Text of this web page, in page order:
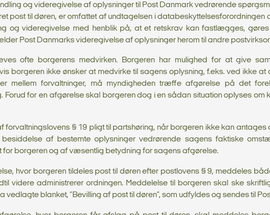
og videregivelse af oplysninger til Post Danmark vedrørende
post til døren, er omfattet af undtagelsen i databeskyttelsesforordningen
og videregivelse med henblik på, at et retskrav kan fastlægges,
Post Danmarks videregivelse af oplysninger herom til andre
ofte borgerens medvirken. Borgeren har mulighed for at give
borgeren ikke ønsker at medvirke til sagens oplysning, f.eks. ved ikke at
mellem forvaltninger, må myndigheden træffe afgørelse på det
for en afgørelse skal borgeren dog i en sådan situation oplyses om
forvaltningslovens § 19 pligt til partshøring, når borgeren ikke kan
af bestemte oplysninger vedrørende sagens faktiske
for borgeren og af væsentlig betydning for sagens afgørelse.
hvor borgeren tildeles post til døren efter postlovens § 9, meddeles
videre administrerer ordningen. Meddelelse til borgeren skal ske
vedlagte blanket, ”Bevilling af post til døren”, som udfyldes og sendes til